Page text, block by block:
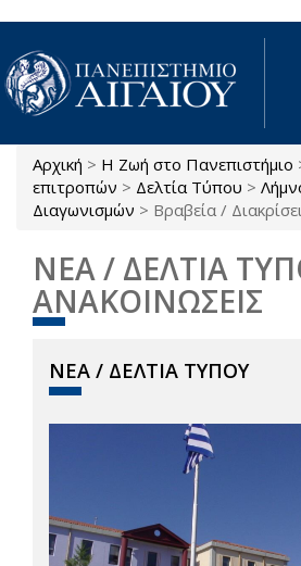
Παράκαμψη προς το κυρίως περιεχόμενο
Είστε εδώ
Αρχική > Η Ζωή στο Πανεπιστήμιο
επιτροπών > Δελτία Τύπου >
Διαγωνισμών > Βραβεία /
ΝΕΑ / ΔΕΛΤΙΑ
ΑΝΑΚΟΙΝΩΣΕΙΣ
ΝΕΑ / ΔΕΛΤΙΑ ΤΥΠΟΥ